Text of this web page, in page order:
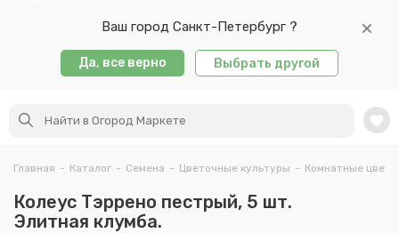
Ваш город Санкт-Петербург ?
Да, все верно Выбрать другой
Главная - Каталог - Семена - Цветочные культуры - Комнатные цветы
Колеус Тэррено пестрый, 5 шт.
Элитная клумба.